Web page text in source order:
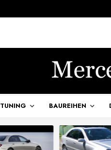
TUNING BAUREIHEN